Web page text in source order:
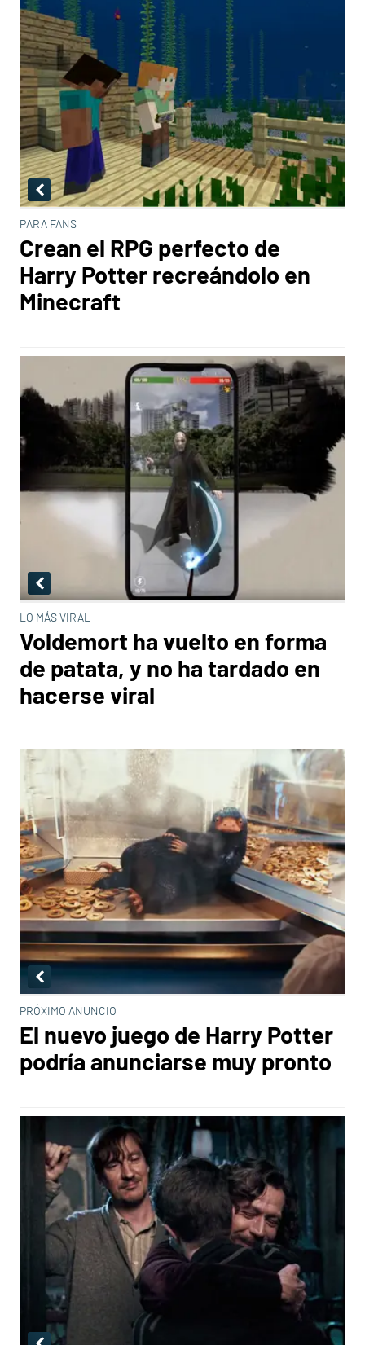
PARA FANS
Crean el RPG perfecto de
Harry Potter recreándolo en
Minecraft
LO MÁS VIRAL
Voldemort ha vuelto en forma
de patata, y no ha tardado en
hacerse viral
PRÓXIMO ANUNCIO
El nuevo juego de Harry Potter
podría anunciarse muy pronto